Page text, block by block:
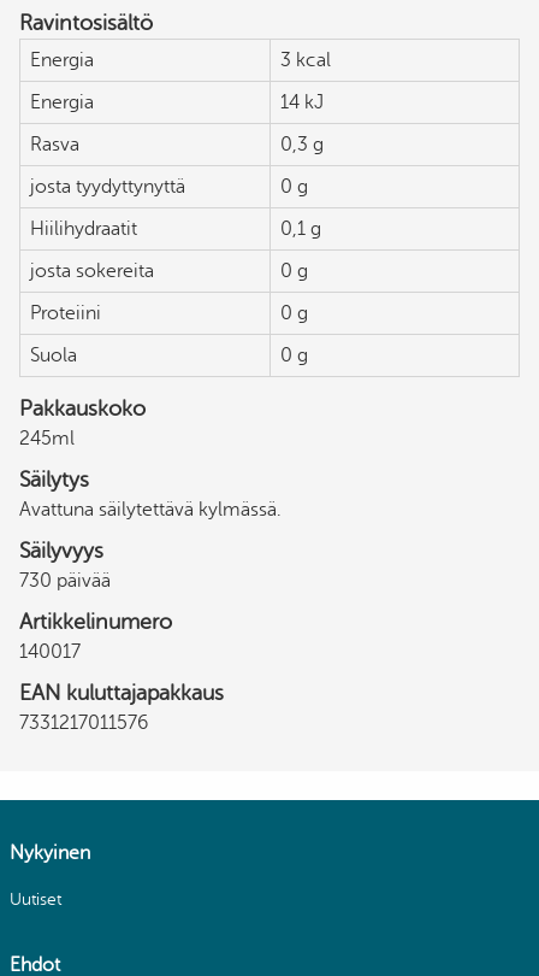
Ravintosisältö
Energia
3 kcal
Energia
14 kJ
Rasva
0,3 g
josta tyydyttynyttä
0 g
Hiilihydraatit
0,1 g
josta sokereita
0 g
Proteiini
0 g
Suola
0 g
Pakkauskoko
245ml
Säilytys
Avattuna säilytettävä kylmässä.
Säilyvyys
730 päivää
Artikkelinumero
140017
EAN kuluttajapakkaus
7331217011576
Nykyinen
Uutiset
Ehdot